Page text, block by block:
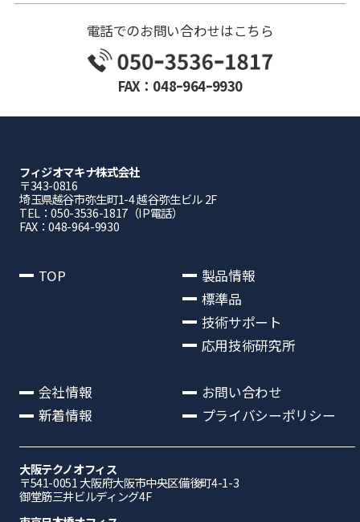
電話でのお問い合わせはこちら
FAX：048ｰ964ｰ9930
フィジオマキナ株式会社
〒343-0816
埼⽟県越⾕市弥⽣町1-4 越⾕弥⽣ビル 2F
TEL：050-3536-1817（IP電話）
FAX：048-964-9930
TOP
製品情報
標準品
技術サポート
応用技術研究所
会社情報
新着情報
お問い合わせ
プライバシーポリシー
大阪テクノオフィス
〒541-0051 ⼤阪府⼤阪市中央区備後町4-1-3
御堂筋三井ビルディング4F